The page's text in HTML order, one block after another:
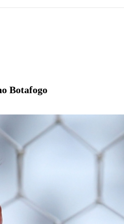
Botafogo